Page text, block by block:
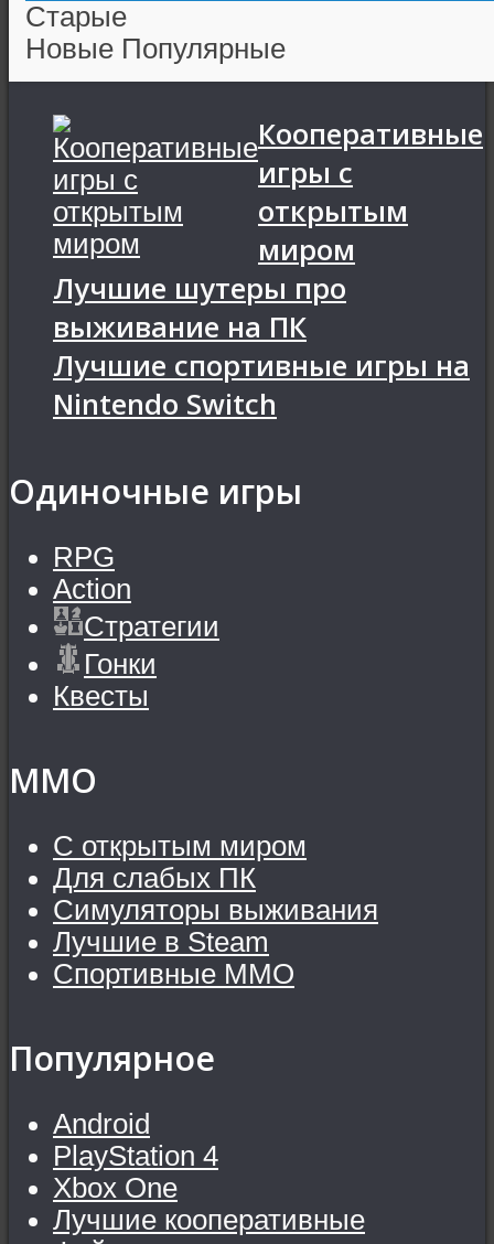
Старые
Новые Популярные
Кооперативные
игры с
открытым
миром
Лучшие шутеры про
выживание на ПК
Лучшие спортивные игры на
Nintendo Switch
Одиночные игры
RPG
Action
Стратегии
Гонки
Квесты
MMO
С открытым миром
Для слабых ПК
Симуляторы выживания
Лучшие в Steam
Спортивные MMO
Популярное
Android
PlayStation 4
Xbox One
Лучшие кооперативные